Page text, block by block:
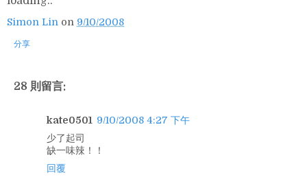
Simon Lin on 9/10/2008
分享
28 則留言:
kate0501 9/10/2008 4:27 下午
少了起司
缺一味辣！！
回覆